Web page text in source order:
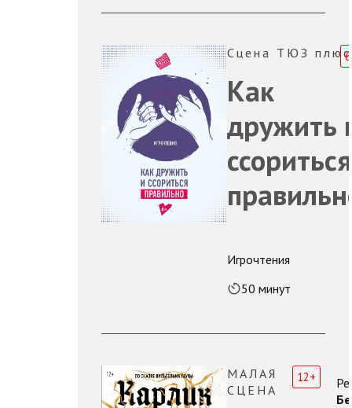
Сцена ТЮЗ плюс
Как
дружить
ссориться
Игрочтения
50 минут
МАЛАЯ
СЦЕНА
12+